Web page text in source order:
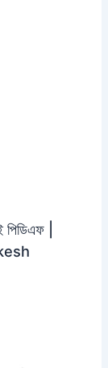
পিডিএফ |